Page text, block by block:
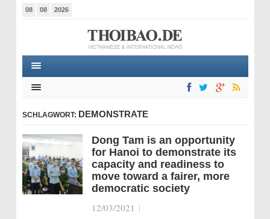
08 08 2026
SCHLAGWORT: DEMONSTRATE
Dong Tam is an opportunity
for Hanoi to demonstrate its
capacity and readiness to
move toward a fairer, more
democratic society
12/03/2021 |